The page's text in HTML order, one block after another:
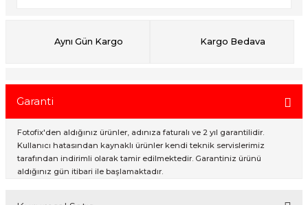
Aynı Gün Kargo Kargo Bedava
Garanti
Fotofix'den aldığınız ürünler, adınıza faturalı ve 2 yıl garantilidir.
Kullanıcı hatasından kaynaklı ürünler kendi teknik servislerimiz
tarafından indirimli olarak tamir edilmektedir. Garantiniz ürünü
aldığınız gün itibari ile başlamaktadır.